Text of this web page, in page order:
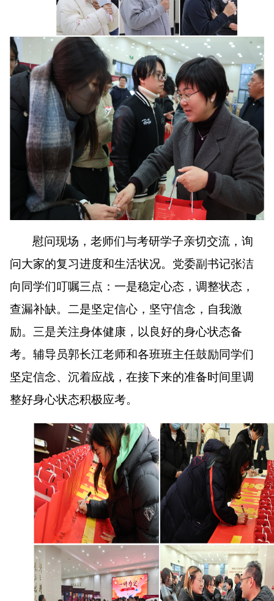
慰问现场，老师们与考研学子亲切交流，询
问大家的复习进度和生活状况。党委副书记张洁
向同学们叮嘱三点：一是稳定心态，调整状态，
查漏补缺。二是坚定信心，坚守信念，自我激
励。三是关注身体健康，以良好的身心状态备
考。辅导员郭长江老师和各班班主任鼓励同学们
坚定信念、沉着应战，在接下来的准备时间里调
整好身心状态积极应考。